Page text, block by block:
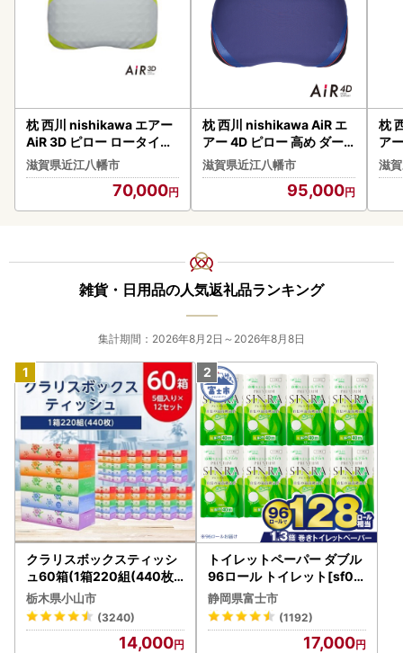
枕 西川 nishikawa エアー
AiR 3D ピロー ロータイプ
グレー 低め P214W 枕
滋賀県近江八幡市
70,000
枕 西川 nishikawa AiR エ
アー 4D ピロー 高め ダー
クブルー P236W 枕
滋賀県近江八幡市
95,000
枕
ア
ー
滋
雑貨・日用品の人気返礼品ランキング
集計期間：2026年8月2日～2026年8月8日
クラリスボックスティッシ
ュ60箱(1箱220組(440枚))
(5個入り×12セット)【配送
不可地域：離島・沖縄県】
【1256759】
栃木県小山市
(3240)
14,000
トイレットペーパー ダブル
96ロール トイレット[sf00
1-012]
静岡県富士市
(1192)
17,000